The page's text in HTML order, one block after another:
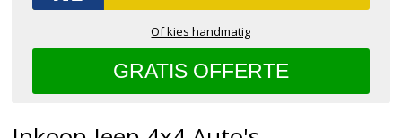
Of kies handmatig